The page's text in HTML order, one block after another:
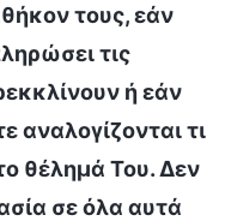
τους, εάν
τις
ή εάν
αναλογίζονται τι
θέλημά Του. Δεν
σε όλα αυτά